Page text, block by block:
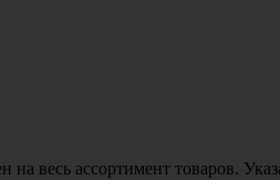
весь ассортимент товаров.